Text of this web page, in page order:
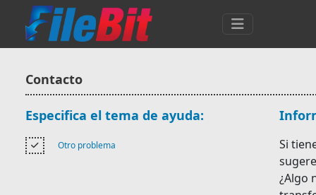
Contacto
Especifica el tema de ayuda:
Otro problema
Si
¿Algo